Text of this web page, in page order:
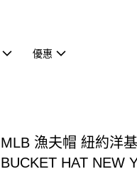
優惠
MLB 漁夫帽 紐約洋
BUCKET HAT NEW